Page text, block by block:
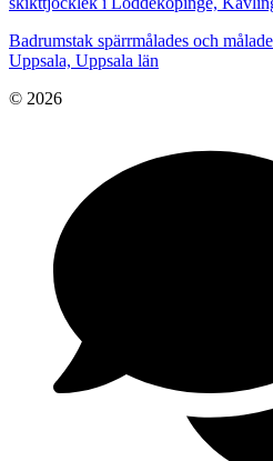
Badrumstak spärrmålades och
Uppsala, Uppsala län
© 2026